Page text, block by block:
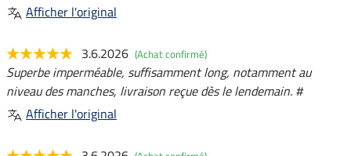
Afficher l'original
3.6.2026 (Achat confirmé)
Superbe imperméable, suffisamment long, notamment au
niveau des manches, livraison reçue dès le lendemain. #
Afficher l'original